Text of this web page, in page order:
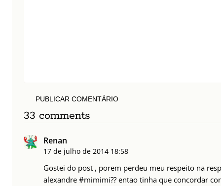
PUBLICAR COMENTÁRIO
33 comments
Renan
17 de julho de 2014 18:58
Gostei do post , porem perdeu meu respeito na
alexandre #mimimi?? entao tinha que concordar